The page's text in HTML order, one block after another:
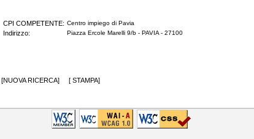
CPI COMPETENTE: Centro impiego di Pavia
Indirizzo: Piazza Ercole Marelli 9/b - PAVIA - 27100
[NUOVA RICERCA] [ STAMPA]